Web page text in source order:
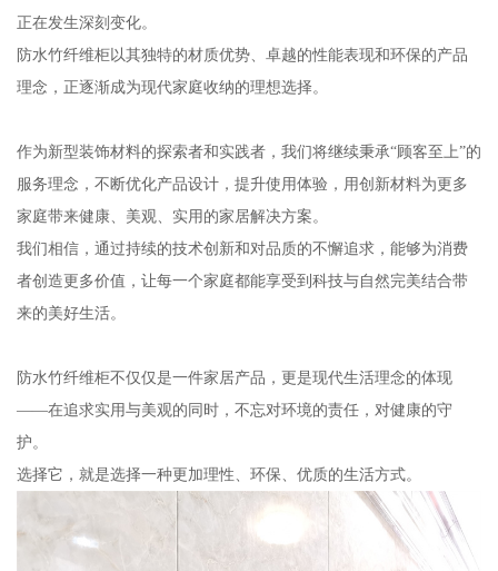
正在发生深刻变化。
防水竹纤维柜以其独特的材质优势、卓越的性能表现和环保的产品
理念，正逐渐成为现代家庭收纳的理想选择。
作为新型装饰材料的探索者和实践者，我们将继续秉承“顾客至上”的
服务理念，不断优化产品设计，提升使用体验，用创新材料为更多
家庭带来健康、美观、实用的家居解决方案。
我们相信，通过持续的技术创新和对品质的不懈追求，能够为消费
者创造更多价值，让每一个家庭都能享受到科技与自然完美结合带
来的美好生活。
防水竹纤维柜不仅仅是一件家居产品，更是现代生活理念的体现
——在追求实用与美观的同时，不忘对环境的责任，对健康的守
护。
选择它，就是选择一种更加理性、环保、优质的生活方式。